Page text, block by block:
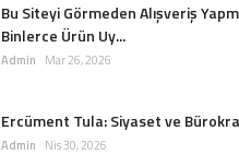
Bu Siteyi Görmeden Alışveriş
Binlerce Ürün Uy...
Admin Mar 26, 2026
Ercüment Tula: Siyaset ve
Admin Nis 30, 2026